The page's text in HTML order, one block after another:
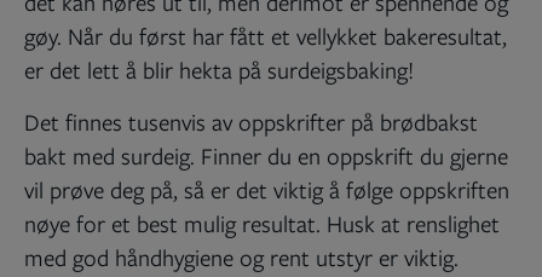
gøy. Når du først har fått et vellykket bakeresultat,
er det lett å blir hekta på surdeigsbaking!
Det finnes tusenvis av oppskrifter på brødbakst
bakt med surdeig. Finner du en oppskrift du gjerne
vil prøve deg på, så er det viktig å følge oppskriften
nøye for et best mulig resultat. Husk at renslighet
med god håndhygiene og rent utstyr er viktig.